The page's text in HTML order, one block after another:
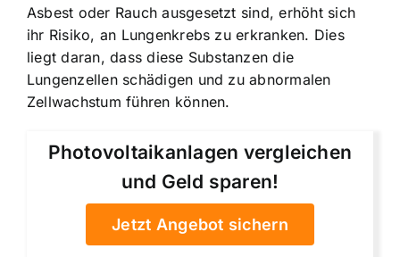
Asbest oder Rauch ausgesetzt sind, erhöht sich
ihr Risiko, an Lungenkrebs zu erkranken. Dies
liegt daran, dass diese Substanzen die
Lungenzellen schädigen und zu abnormalen
Zellwachstum führen können.
Photovoltaikanlagen vergleichen
und Geld sparen!
Jetzt Angebot sichern